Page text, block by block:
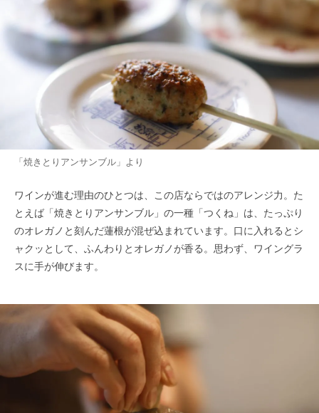
「焼きとりアンサンブル」より
ワインが進む理由のひとつは、この店ならではのアレンジ力。た
とえば「焼きとりアンサンブル」の一種「つくね」は、たっぷり
のオレガノと刻んだ蓮根が混ぜ込まれています。口に入れるとシ
ャクッとして、ふんわりとオレガノが香る。思わず、ワイングラ
スに手が伸びます。